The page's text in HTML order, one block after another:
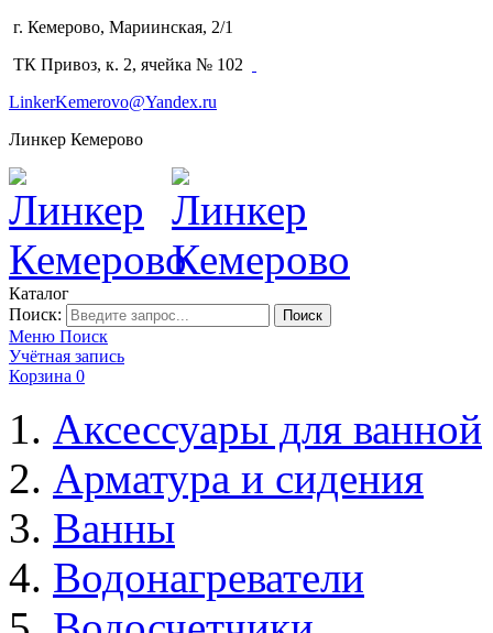
г. Кемерово, Мариинская, 2/1
ТК Привоз, к. 2, ячейка № 102
LinkerKemerovo@Yandex.ru
Линкер Кемерово
Каталог
Поиск:
Поиск
Меню Поиск
Учётная запись
Корзина 0
Аксессуары для ванной
Арматура и сидения
Ванны
Водонагреватели